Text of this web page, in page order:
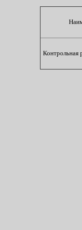
Контрольная